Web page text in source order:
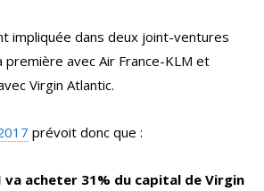
impliquée dans deux joint-ventures
première avec Air France-KLM et
Virgin Atlantic.
prévoit donc que :
va acheter 31% du capital de Virgin